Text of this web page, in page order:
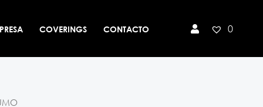
COVERINGS CONTACTO 0